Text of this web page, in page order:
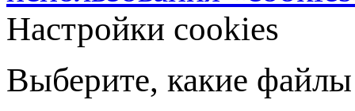
Настройки cookies
Выберите, какие